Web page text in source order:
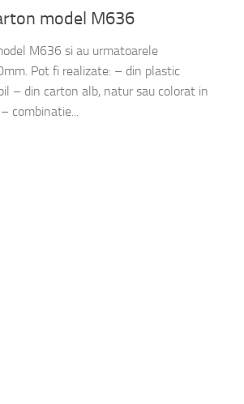
model M636
M636 si au urmatoarele
Pot fi realizate: – din plastic
– din carton alb, natur sau colorat in
combinatie...